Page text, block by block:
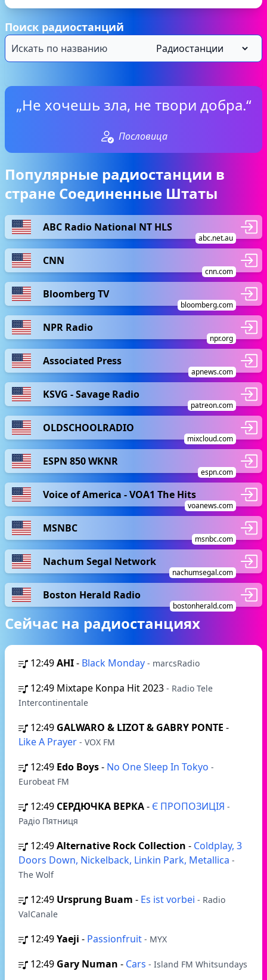
Поиск радиостанций
„Не хочешь зла, не твори добра.“
Пословица
Популярные радиостанции в
стране Соединенные Штаты
ABC Radio National NT HLS
abc.net.au
CNN
cnn.com
Bloomberg TV
bloomberg.com
NPR Radio
npr.org
Associated Press
apnews.com
KSVG - Savage Radio
patreon.com
OLDSCHOOLRADIO
mixcloud.com
ESPN 850 WKNR
espn.com
Voice of America - VOA1 The Hits
voanews.com
MSNBC
msnbc.com
Nachum Segal Network
nachumsegal.com
Boston Herald Radio
bostonherald.com
Сейчас на радиостанциях
12:49AHI- Black Monday - marcsRadio
12:49 Mixtape Konpa Hit 2023 - Radio Tele
Intercontinentale
12:49 GALWARO & LIZOT & GABRY PONTE -
Like A Prayer - VOX FM
12:49 Edo Boys- No One Sleep In Tokyo -
Eurobeat FM
12:49 СЕРДЮЧКА ВЕРКА- Є ПРОПОЗИЦІЯ -
Радіо Пятниця
12:49Alternative Rock Collection - Coldplay, 3
Doors Down, Nickelback, Linkin Park, Metallica -
The Wolf
12:49 Ursprung Buam - Es ist vorbei - Radio
ValCanale
12:49Yaeji - Passionfruit - MYX
12:49 Gary Numan - Cars - Island FM Whitsundays